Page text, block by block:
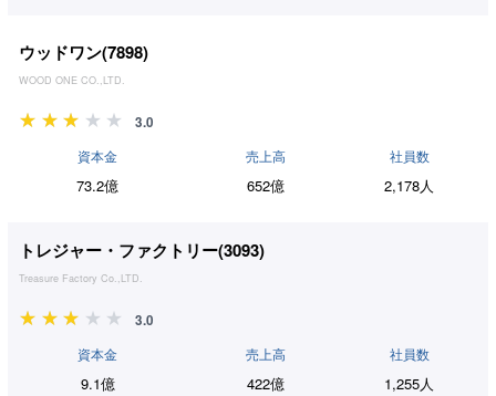
ウッドワン(7898)
WOOD ONE CO.,LTD.
3.0
資本金
73.2億
売上高
652億
社員数
2,178人
トレジャー・ファクトリー(3093)
Treasure Factory Co.,LTD.
3.0
資本金
9.1億
売上高
422億
社員数
1,255人